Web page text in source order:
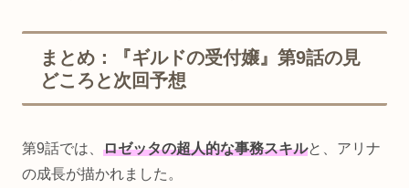
まとめ：『ギルドの受付嬢』第9話の見
どころと次回予想
第9話では、 ロゼッタの超人的な事務スキルと、アリナ
の成長が描かれました。